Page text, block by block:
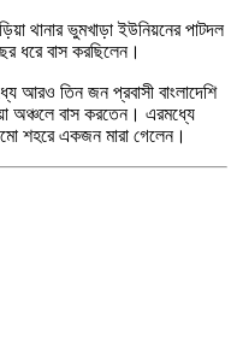
থানার ভুমখাড়া ইউনিয়নের পাটদল
ধরে বাস করছিলেন।
আরও তিন জন প্রবাসী বাংলাদেশি
অঞ্চলে বাস করতেন। এরমধ্যে
শহরে একজন মারা গেলেন।